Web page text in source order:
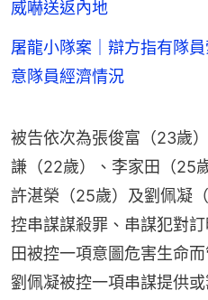
威嚇送返內地
屠龍小隊案｜辯方指有隊
意隊員經濟情況
被告依次為張俊富（23歲
謙（22歲）、李家田（25
許湛榮（25歲）及劉佩凝
控串謀謀殺罪、串謀犯對
田被控一項意圖危害生命
劉佩凝被控一項串謀提供